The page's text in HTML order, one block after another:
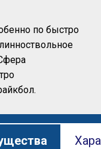
по быстро